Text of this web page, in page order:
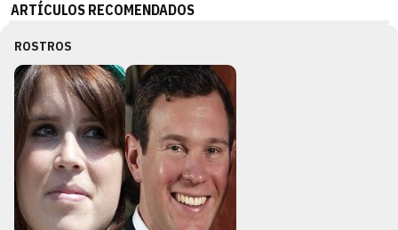
ARTÍCULOS RECOMENDADOS
ROSTROS